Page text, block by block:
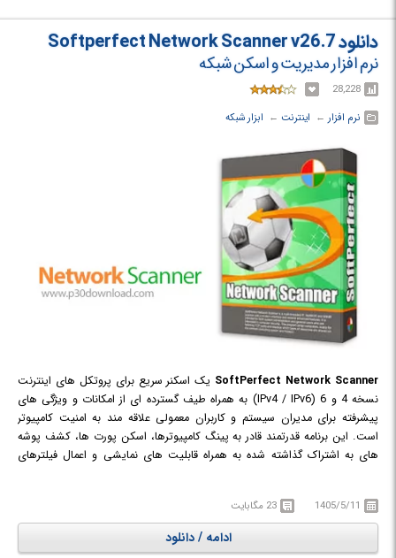
دانلود Softperfect Network Scanner v26.7
نرم افزار مدیریت و اسکن شبکه
28,228
نرم افزار ← ‏ اینترنت ← ‏ ابزار شبکه
SoftPerfect Network Scanner یک اسکنر سریع برای پروتکل های اینترنت
نسخه 4 و 6 (IPv4 / IPv6) به همراه طیف گسترده ای از امکانات و ویژگی های
پیشرفته برای مدیران سیستم و کاربران معمولی علاقه مند به امنیت کامپیوتر
است. این برنامه قدرتمند قادر به پینگ کامپیوترها، اسکن پورت ها، کشف پوشه
های به اشتراک گذاشته شده به همراه قابلیت های نمایشی و اعمال فیلترهای
علاوه بر این می تواند عملیات اسکن را برای سرویس های ریموت، فایل های
رجیستری، شمارنده های برنامه و ... نیز انجام دهد. نتایج خروجی را نیز می توان
در قالب فرمت های مختلف XML و JSON استخراج کرد.
1405/5/11 23 مگابایت
ادامه / دانلود